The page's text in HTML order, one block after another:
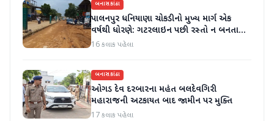
બનાસકાંઠા
પાલનપુર ધનિયાણા ચોકડીનો મુખ્ય માર્ગ એક
વર્ષથી ધોરણે: ગટરલાઇન પછી રસ્તો ન બનતા
હાલાકી
16 કલાક પહેલા
બનાસકાંઠા
ઓગડ દેવ દરબારના મહંત બલદેવગિરી
મહારાજની અટકાયત બાદ જામીન પર મુક્તિ
17 કલાક પહેલા